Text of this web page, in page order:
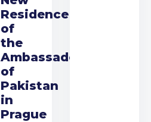
Residence
of
the
Ambassador
of
Pakistan
in
Prague